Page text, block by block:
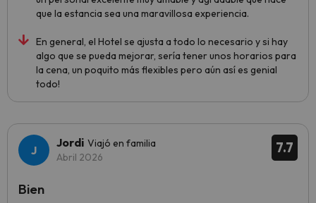
que la estancia sea una maravillosa experiencia.
En general, el Hotel se ajusta a todo lo necesario y si hay
algo que se pueda mejorar, sería tener unos horarios para
la cena, un poquito más flexibles pero aún así es genial
todo!
7.7
Jordi Viajó en familia
Abril 2026
Bien